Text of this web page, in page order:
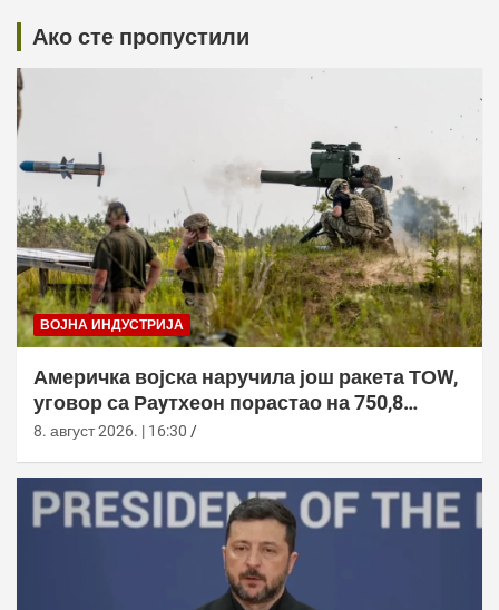
Ако сте пропустили
ВОЈНА ИНДУСТРИЈА
Америчка војска наручила још ракета ТОW,
уговор са Раyтхеон порастао на 750,8
милиона долара
8. август 2026. | 16:30